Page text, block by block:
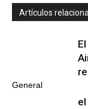
Artículos
General